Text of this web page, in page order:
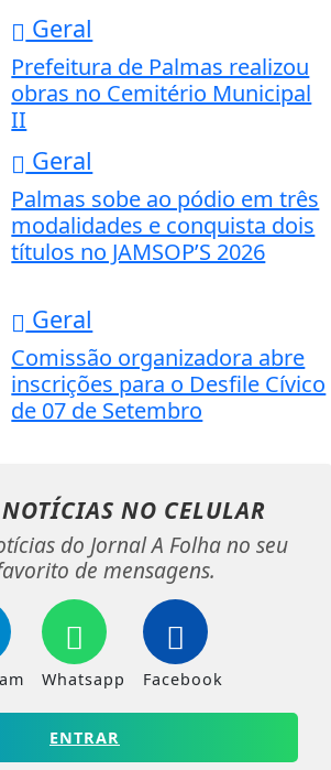
Geral
Prefeitura de Palmas realizou
obras no Cemitério Municipal
II
Geral
Palmas sobe ao pódio em três
modalidades e conquista dois
títulos no JAMSOP’S 2026
Geral
Comissão organizadora abre
inscrições para o Desfile Cívico
de 07 de Setembro
NO CELULAR
do Jornal A Folha no seu
de mensagens.
Whatsapp Facebook
ENTRAR